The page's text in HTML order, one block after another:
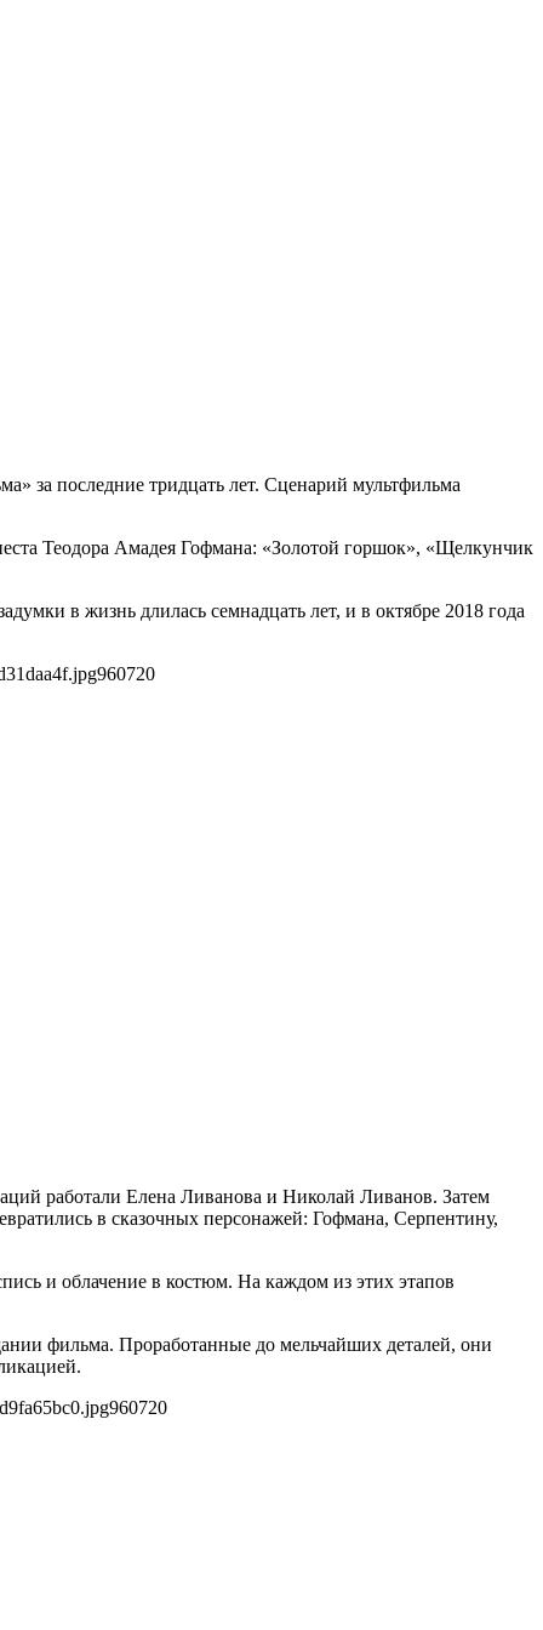
за последние тридцать лет. Сценарий мультфильма
Теодора Амадея Гофмана: «Золотой горшок», «Щелкунчик
в жизнь длилась семнадцать лет, и в октябре 2018 года
960720
работали Елена Ливанова и Николай Ливанов. Затем
в сказочных персонажей: Гофмана, Серпентину,
и облачение в костюм. На каждом из этих этапов
фильма. Проработанные до мельчайших деталей, они
960720